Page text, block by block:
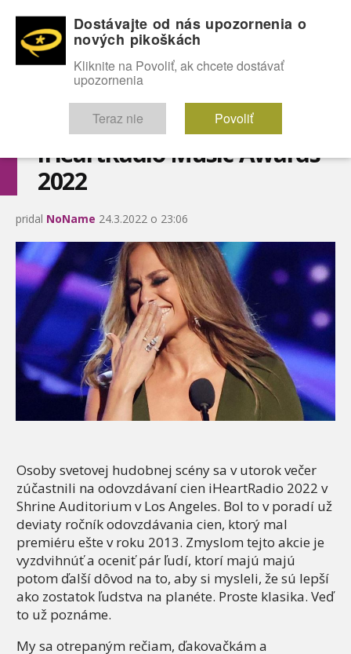
OMG! SEXICE
iHeartRadio Music Awards
2022
pridal NoName 24.3.2022 o 23:06
Osoby svetovej hudobnej scény sa v utorok večer
zúčastnili na odovzdávaní cien iHeartRadio 2022 v
Shrine Auditorium v ​​Los Angeles. Bol to v poradí už
deviaty ročník odovzdávania cien, ktorý mal
premiéru ešte v roku 2013. Zmyslom tejto akcie je
vyzdvihnúť a oceniť pár ľudí, ktorí majú majú
potom ďalší dôvod na to, aby si mysleli, že sú lepší
ako zostatok ľudstva na planéte. Proste klasika. Veď
to už poznáme.
My sa otrepaným rečiam, ďakovačkám a
Dostávajte od nás upozornenia o
nových pikoškách
Kliknite na Povoliť, ak chcete dostávať
upozornenia
Teraz nie Povoliť